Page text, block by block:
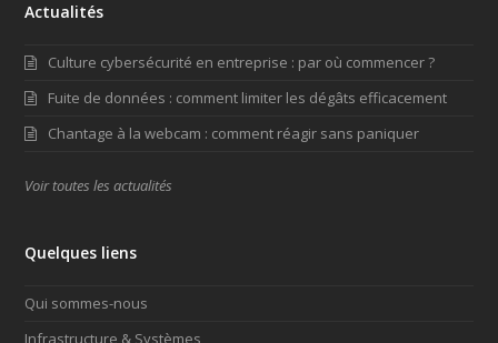
Actualités
Culture cybersécurité en entreprise : par où commencer ?
Fuite de données : comment limiter les dégâts efficacement
Chantage à la webcam : comment réagir sans paniquer
Voir toutes les actualités
Quelques liens
Qui sommes-nous
Infrastructure & Systèmes